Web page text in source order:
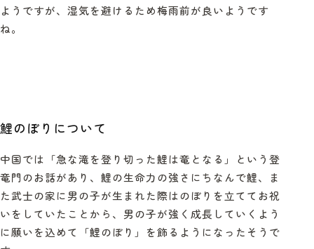
ようですが、湿気を避けるため梅雨前が良いようです
ね。
鯉のぼりについて
中国では「急な滝を登り切った鯉は竜となる」という登
竜門のお話があり、鯉の生命力の強さにちなんで鯉、ま
た武士の家に男の子が生まれた際はのぼりを立ててお祝
いをしていたことから、男の子が強く成長していくよう
に願いを込めて「鯉のぼり」を飾るようになったそうで